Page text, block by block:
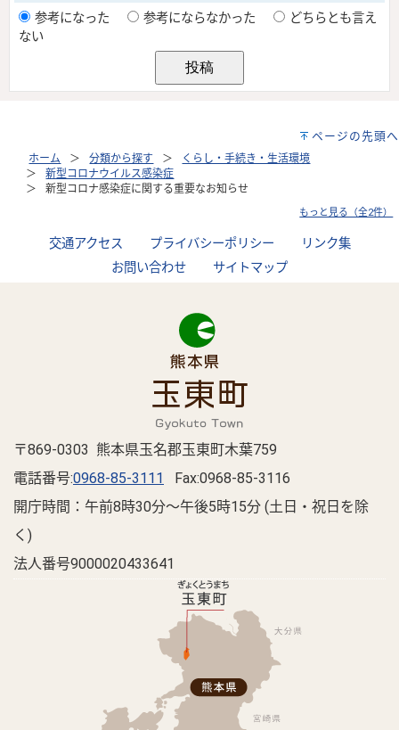
ページの先頭へ
ホーム 分類から探す
くらし・手続き・生活環境
新型コロナウイルス感染症
新型コロナ感染症に関する重要なお知らせ
もっと見る（全2件）
交通アクセス プライバシーポリシー
リンク集
お問い合わせ
サイトマップ
〒869-0303 熊本県玉名郡玉東町木葉759
電話番号:0968-85-3111
Fax:0968-85-3116
開庁時間：午前8時30分～午後5時15分 (土日・祝日を除
く)
法人番号9000020433641